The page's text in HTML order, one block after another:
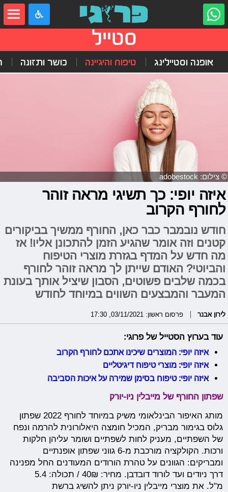
סטייל
אופנה וסטיילינג טיפוח והיגיינה כושר ותזונה
© צילום: adobestock
איזה יופי: כך תשיגי מראה זוהר
לחורף הקרוב
חודש נובמבר כבר כאן, החורף ממשיך בביקורים
קטנים וזה אומר שהגיע הזמן להתכונן אליו! אז
מה חדש על המדף בגזרת מוצרי הטיפוח
והביוטי? האודם שייתן לך מראה זוהר לחורף
בכמה שלבים פשוטים, הסבון שיציל אותך בעונת
המעבר והמבצעים השווים במיוחד לחודש
לירון אבנר פרסום ראשון: 03/11/2021, 17:30
עוד בערוץ הסטייל של פרוגי:
איזה יופי: המוצרים שיכינו אתכם לחורף הקרוב
איזה יופי: מוצרי טיפוח דיגיטליים
איזה יופי: טיפוח בסימן שמירה על איכות הסביבה
שפתון החורף של מייבלין ניו-יורק
מותג האיפור הבינלאומי משיק במיוחד לחורף 2022 שפתון
גלוס בגימור מבריק, המכיל חומצה היאלורונית להרמה ונפח
של השפתיים, מעניק לחות לשפתיים ושומר עליהן חלקות
ורכות. הקולקציה מורכבת מ-6 גווני שפתון אופנתיים
ומבריקים: הגוונים על טהרת הורודים המעודנים החל מפנינה
דרך ניודים ועד לורוד דובדבן. מחיר: 40₪ / תכולה: 5.4
מ"ל. את מוצרי מייבלין ניו-יורק ניתן להשיג ברשת